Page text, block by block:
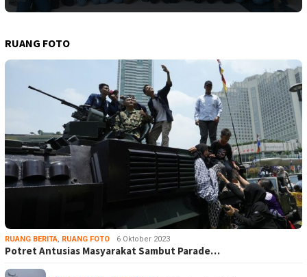
RUANG FOTO
RUANG BERITA, RUANG FOTO 6 Oktober 2023
Potret Antusias Masyarakat Sambut Parade…